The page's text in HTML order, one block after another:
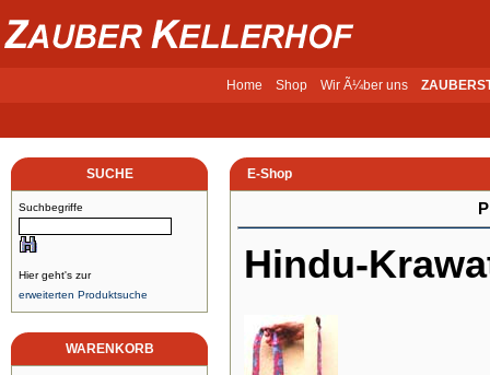
Home Shop Wir Ã¼ber uns
SUCHE
Suchbegriffe
Hier geht's zur
erweiterten Produktsuche
WARENKORB
E-Shop
Hindu-